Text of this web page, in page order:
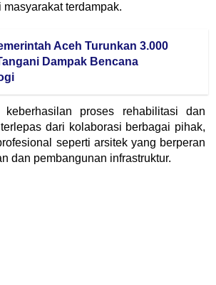
terdampak.
Aceh Turunkan 3.000
Dampak Bencana
proses rehabilitasi dan
dari kolaborasi berbagai pihak,
seperti arsitek yang berperan
dan pembangunan infrastruktur.